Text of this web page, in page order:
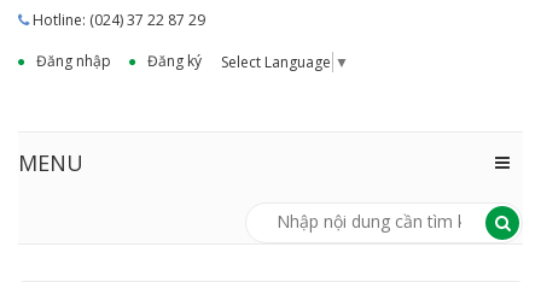
Hotline: (024) 37 22 87 29
Đăng nhập
Đăng ký Select Language ▼
MENU